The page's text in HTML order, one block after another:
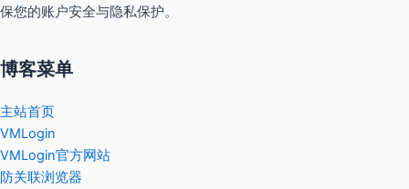
保您的账户安全与隐私保护。
博客菜单
主站首页
VMLogin
VMLogin官方网站
防关联浏览器